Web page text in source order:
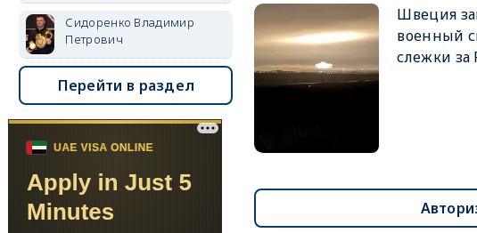
Швеция
военный
слежки за
Сидоренко Владимир
Петрович
Перейти в раздел